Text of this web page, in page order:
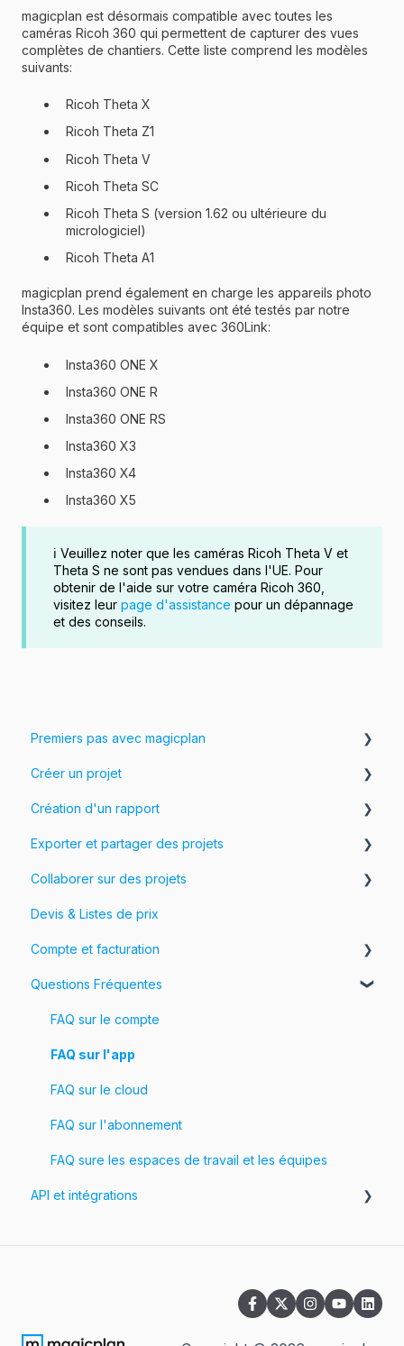
magicplan est désormais compatible avec toutes les
caméras Ricoh 360 qui permettent de capturer des vues
complètes de chantiers. Cette liste comprend les modèles
suivants:
Ricoh Theta X
Ricoh Theta Z1
Ricoh Theta V
Ricoh Theta SC
Ricoh Theta S (version 1.62 ou ultérieure du
micrologiciel)
Ricoh Theta A1
magicplan prend également en charge les appareils photo
Insta360. Les modèles suivants ont été testés par notre
équipe et sont compatibles avec 360Link:
Insta360 ONE X
Insta360 ONE R
Insta360 ONE RS
Insta360 X3
Insta360 X4
Insta360 X5
ℹ️ Veuillez noter que les caméras Ricoh Theta V et
Theta S ne sont pas vendues dans l'UE. Pour
obtenir de l'aide sur votre caméra Ricoh 360,
visitez leur page d'assistance pour un dépannage
et des conseils.
Premiers pas avec magicplan
Introduction à magicplan
Commencer
Créer un projet
Créer un plan d'étage
Assembler et modifier un plan d'étage
Ajouter des objets et des objets personnalisés
Création d'un rapport
Photos, Vidéos et Visites à 360°
Formulaires & Champs
Exporter et partager des projets
Exportez vos projets
Personnaliser les exportations
Partagez vos projets
Collaborer sur des projets
Workspaces et Équipes
Devis & Listes de prix
Compte et facturation
Votre compte
Facturation
Tarification
Questions Fréquentes
FAQ sur le compte
FAQ sur l'app
FAQ sur le cloud
FAQ sur l'abonnement
FAQ sure les espaces de travail et les équipes
API et intégrations